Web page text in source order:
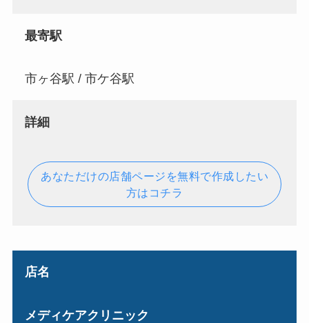
最寄駅
市ヶ谷駅 / 市ケ谷駅
詳細
あなただけの店舗ページを無料で作成したい
方はコチラ
店名
メディケアクリニック